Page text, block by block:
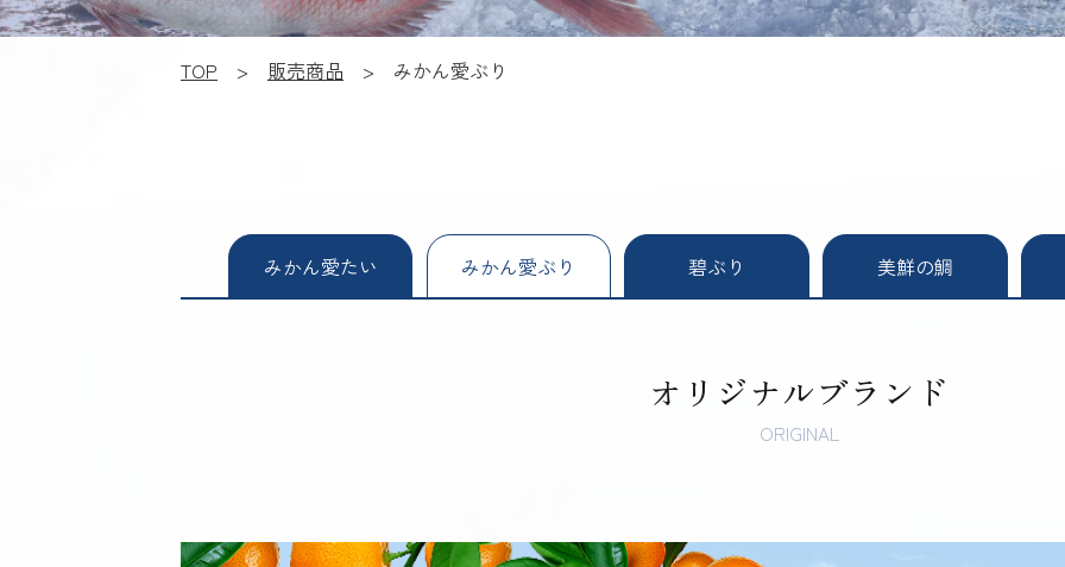
TOP > 販売商品 > みかん愛ぶり
みかん愛たい みかん愛ぶり 碧ぶり 美鮮の鯛
オリジナルブランド
ORIGINAL